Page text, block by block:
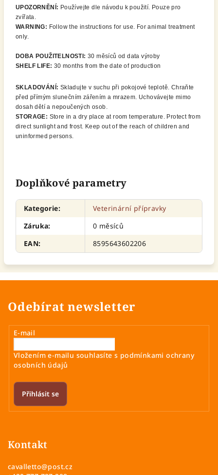
UPOZORNĚNÍ: Používejte dle návodu k použití. Pouze pro
zvířata.
WARNING: Follow the instructions for use. For animal treatment
only.
DOBA POUŽITELNOSTI: 30 měsíců od data výroby
SHELF LIFE: 30 months from the date of production
SKLADOVÁNÍ: Skladujte v suchu při pokojové teplotě. Chraňte
před přímým slunečním zářením a mrazem. Uchovávejte mimo
dosah dětí a nepoučených osob.
STORAGE: Store in a dry place at room temperature. Protect from
direct sunlight and frost. Keep out of the reach of children and
uninformed persons.
Doplňkové parametry
Kategorie:
Veterinární přípravky
Záruka:
0 měsíců
EAN: 8595643602206
Odebírat newsletter
E-mail
Vložením e-mailu souhlasíte s podmínkami ochrany
osobních údajů
Přihlásit se
Kontakt
cavalletto@post.cz